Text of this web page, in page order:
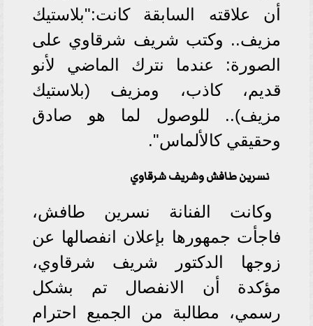
أن علاقته السابقة كانت:"بلاستيك
مزيف.. وكتب شريف شرقاوي على
الصورة: عندما نترك الماضي لأنو
قديم، كاذب، ومزيف (بلاستيك
مزيف).. للوصول لما هو صادق
وحقيقي كالألماس".
نسرين طافش وشريف شرقاوي
وكانت الفنانة نسرين طافش،
فاجأت جمهورها بإعلان انفصالها عن
زوجها الدكتور شريف شرقاوي،
مؤكدة أن الانفصال تم بشكل
رسمي، مطالبة من الجميع احترام